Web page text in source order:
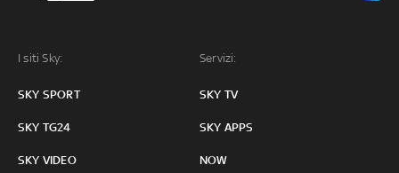
I siti Sky:
SKY SPORT
SKY TG24
SKY VIDEO
Servizi:
SKY TV
SKY APPS
NOW